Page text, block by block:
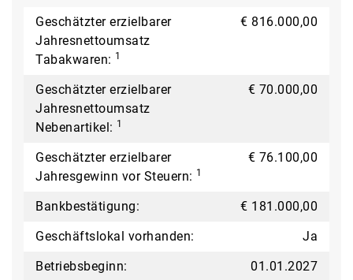
Geschätzter erzielbarer
Jahresnettoumsatz
Tabakwaren: 1
€ 816.000,00
Geschätzter erzielbarer
Jahresnettoumsatz
Nebenartikel: 1
€ 70.000,00
Geschätzter erzielbarer
Jahresgewinn vor Steuern: 1
€ 76.100,00
Bankbestätigung:
€ 181.000,00
Geschäftslokal vorhanden:
Ja
Betriebsbeginn:
01.01.2027